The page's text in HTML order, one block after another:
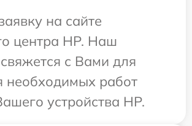
на сайте
центра HP. Наш
с Вами для
необходимых работ
устройства HP.